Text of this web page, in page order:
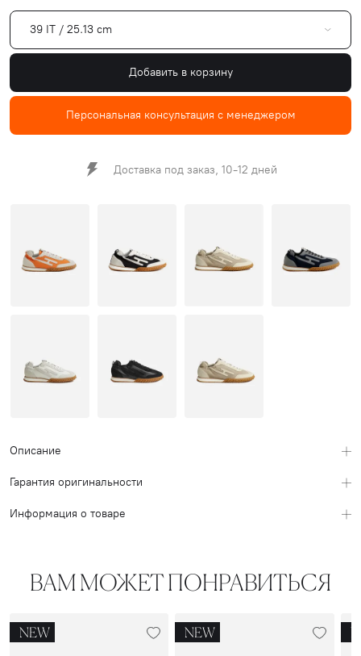
39 IT / 25.13 cm
Добавить в корзину
Персональная консультация с менеджером
Доставка под заказ, 10-12 дней
Описание
Гарантия оригинальности
Информация о товаре
ВАМ МОЖЕТ ПОНРАВИТЬСЯ
NEW NEW